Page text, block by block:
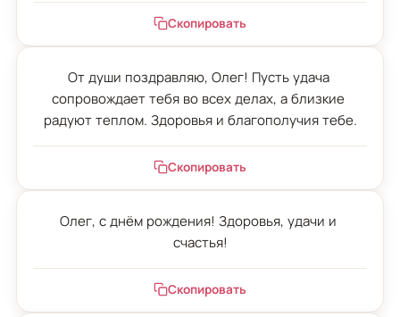
Скопировать
От души поздравляю, Олег! Пусть удача
сопровождает тебя во всех делах, а близкие
радуют теплом. Здоровья и благополучия тебе.
Скопировать
Олег, с днём рождения! Здоровья, удачи и
счастья!
Скопировать